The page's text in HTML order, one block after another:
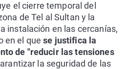
el cierre temporal del
de Tel al Sultan y la
instalación en las cercanías,
en el quese justifica la
de "reducir las tensiones
la seguridad de las